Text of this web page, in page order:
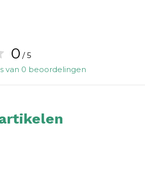
0 / 5
van 0 beoordelingen